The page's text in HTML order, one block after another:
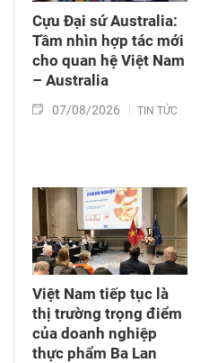
luận ở tổ về 3 dự án Luật
Cựu Đại sứ Australia:
Tầm nhìn hợp tác mới
cho quan hệ Việt Nam
– Australia
07/08/2026 TIN TỨC
Việt Nam tiếp tục là
thị trường trọng điểm
của doanh nghiệp
thực phẩm Ba Lan